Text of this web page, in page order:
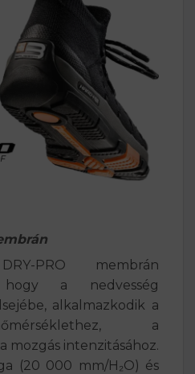
PRO membrán
hogy a nedvesség
alkalmazkodik a
a
mozgás intenzitásához.
(20 000 mm/H₂O) és